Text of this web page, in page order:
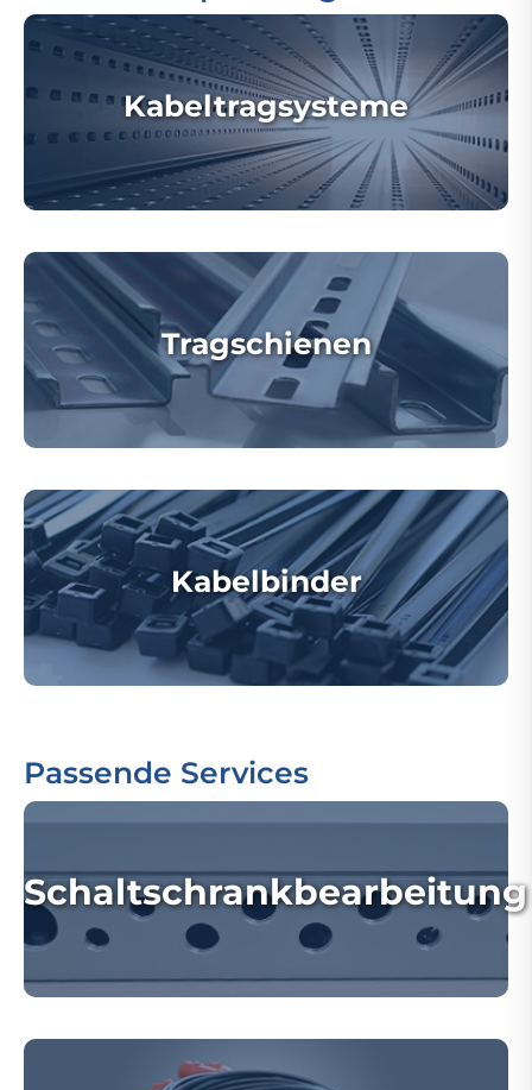
Kabeltragsysteme
Tragschienen
Kabelbinder
Passende Services
Schaltschrankbearbeitung